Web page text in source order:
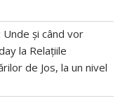
Unde și când vor
la Relațiile
de Jos, la un nivel